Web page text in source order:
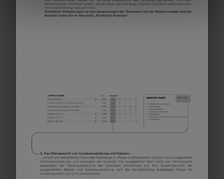
aktuellsten Stand zu erfahren.
festgelegten Standardwert. Aufgrund von
fahrbereitem Zustand vom oben angegebenen Wert
fahrbereitem Zustand sind rechtlich zulässig und möglich.
Die zulässige Spanne in Kilogramm ist im Klammerzusatz
hinter der Masse in fahrbereitem Zustand angegeben. Bei
der herstellerseitig festgelegten Masse für
und Grundriss ermittelten kalkulatorischen Wert, mit dem
Corigon festlegt, wieviel Gewicht für werkseitig eingebaute